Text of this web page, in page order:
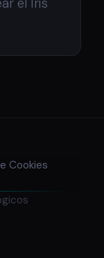
Cookies